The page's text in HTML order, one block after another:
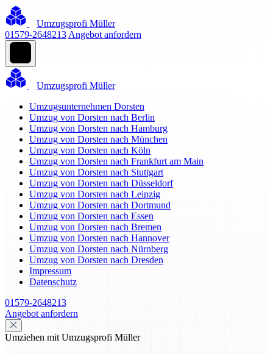
Umzugsprofi Müller
01579-2648213 Angebot anfordern
Umzugsprofi Müller
Umzugsunternehmen Dorsten
Umzug von Dorsten nach Berlin
Umzug von Dorsten nach Hamburg
Umzug von Dorsten nach München
Umzug von Dorsten nach Köln
Umzug von Dorsten nach Frankfurt am Main
Umzug von Dorsten nach Stuttgart
Umzug von Dorsten nach Düsseldorf
Umzug von Dorsten nach Leipzig
Umzug von Dorsten nach Dortmund
Umzug von Dorsten nach Essen
Umzug von Dorsten nach Bremen
Umzug von Dorsten nach Hannover
Umzug von Dorsten nach Nürnberg
Umzug von Dorsten nach Dresden
Impressum
Datenschutz
01579-2648213
Angebot anfordern
Umziehen mit Umzugsprofi Müller